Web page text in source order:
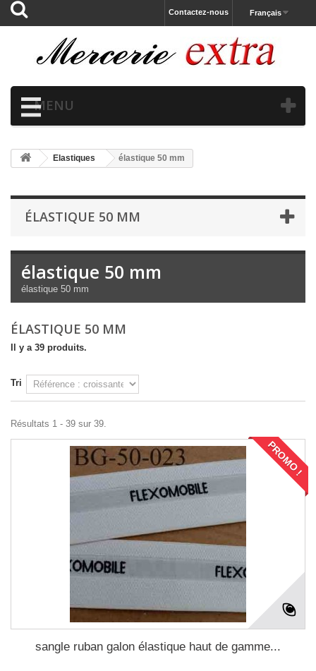
Français
Contactez-nous
MENU
Elastiques élastique 50 mm
ÉLASTIQUE 50 MM
élastique 50 mm
élastique 50 mm
ÉLASTIQUE 50 MM
Il y a 39 produits.
Tri
Résultats 1 - 39 sur 39.
PROMO !
sangle ruban galon élastique haut de gamme...